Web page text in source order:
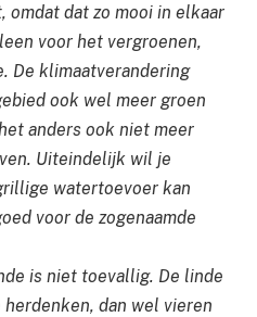
dat zo mooi in elkaar
voor het vergroenen,
De klimaatverandering
ook wel meer groen
anders ook niet meer
Uiteindelijk wil je
watertoevoer kan
voor de zogenaamde
is niet toevallig. De linde
dan wel vieren